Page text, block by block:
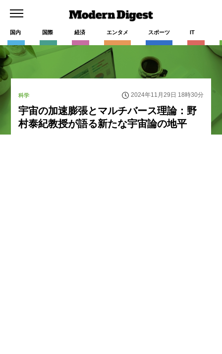
国内 国際 経済 エンタメ スポーツ IT
科学 2024年11月29日 18時30分
宇宙の加速膨張とマルチバース理論：野
村泰紀教授が語る新たな宇宙論の地平